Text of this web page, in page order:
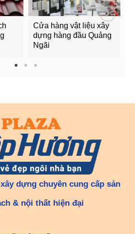
Cửa hàng vật liệu xây
dựng hàng đầu Quảng
Ngãi
1 2 3
dựng chuyên cung cấp sản
& nội thất hiện đại